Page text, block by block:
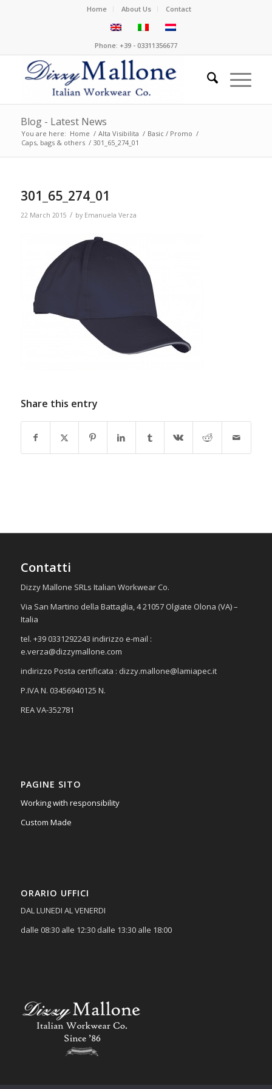
Home About Us Contact
Phone: +39 - 03311356677
Blog - Latest News
You are here: Home / Alta Visibilita / Basic / Promo /
Caps, bags & others / 301_65_274_01
301_65_274_01
22 March 2015 / by Emanuela Verza
Share this entry
Contatti
Dizzy Mallone SRLs Italian Workwear Co.
Via San Martino della Battaglia, 4 21057 Olgiate Olona (VA) –
Italia
tel. +39 0331292243 indirizzo e-mail :
e.verza@dizzymallone.com
indirizzo Posta certificata : dizzy.mallone@lamiapec.it
P.IVA N. 03456940125 N.
REA VA-352781
PAGINE SITO
Working with responsibility
Custom Made
ORARIO UFFICI
DAL LUNEDI AL VENERDI
dalle 08:30 alle 12:30 dalle 13:30 alle 18:00